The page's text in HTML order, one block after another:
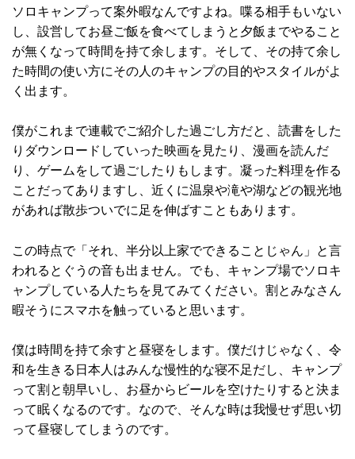
ソロキャンプって案外暇なんですよね。喋る相手もいない
し、設営してお昼ご飯を食べてしまうと夕飯までやること
が無くなって時間を持て余します。そして、その持て余し
た時間の使い方にその人のキャンプの目的やスタイルがよ
く出ます。
僕がこれまで連載でご紹介した過ごし方だと、読書をした
りダウンロードしていった映画を見たり、漫画を読んだ
り、ゲームをして過ごしたりもします。凝った料理を作る
ことだってありますし、近くに温泉や滝や湖などの観光地
があれば散歩ついでに足を伸ばすこともあります。
この時点で「それ、半分以上家でできることじゃん」と言
われるとぐうの音も出ません。でも、キャンプ場でソロキ
ャンプしている人たちを見てみてください。割とみなさん
暇そうにスマホを触っていると思います。
僕は時間を持て余すと昼寝をします。僕だけじゃなく、令
和を生きる日本人はみんな慢性的な寝不足だし、キャンプ
って割と朝早いし、お昼からビールを空けたりすると決ま
って眠くなるのです。なので、そんな時は我慢せず思い切
って昼寝してしまうのです。